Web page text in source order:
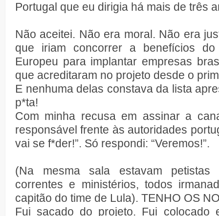
Portugal que eu dirigia há mais de três
Não aceitei. Não era moral. Não era
que iriam concorrer a benefícios do
Europeu para implantar empresas
que acreditaram no projeto desde o
E nenhuma delas constava da lista
p*ta!
Com minha recusa em assinar a
responsável frente às autoridades
vai se f*der!”. Só respondi: “Veremos!”.
(Na mesma sala estavam petistas
correntes e ministérios, todos
capitão do time de Lula). TENHO OS
Fui sacado do projeto. Fui colocado